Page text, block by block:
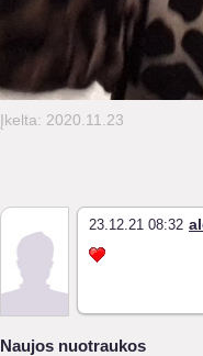
Įkelta: 2020.11.23
23.12.21 08:32
Naujos nuotraukos